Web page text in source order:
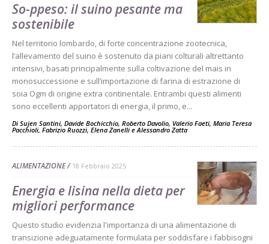
So-ppeso: il suino pesante ma
sostenibile
Nel territorio lombardo, di forte concentrazione zootecnica,
l’allevamento del suino è sostenuto da piani colturali altrettanto
intensivi, basati principalmente sulla coltivazione del mais in
monosuccessione e sull’importazione di farina di estrazione di
soia Ogm di origine extra continentale. Entrambi questi alimenti
sono eccellenti apportatori di energia, il primo, e...
Di Sujen Santini, Davide Bochicchio, Roberto Davolio, Valerio Faeti, Maria Teresa
Pacchioli, Fabrizio Ruozzi, Elena Zanelli eAlessandro Zatta
ALIMENTAZIONE 18 Febbraio 2025
Energia e lisina nella dieta per
migliori performance
Questo studio evidenzia l'importanza di una alimentazione di
transizione adeguatamente formulata per soddisfare i fabbisogni